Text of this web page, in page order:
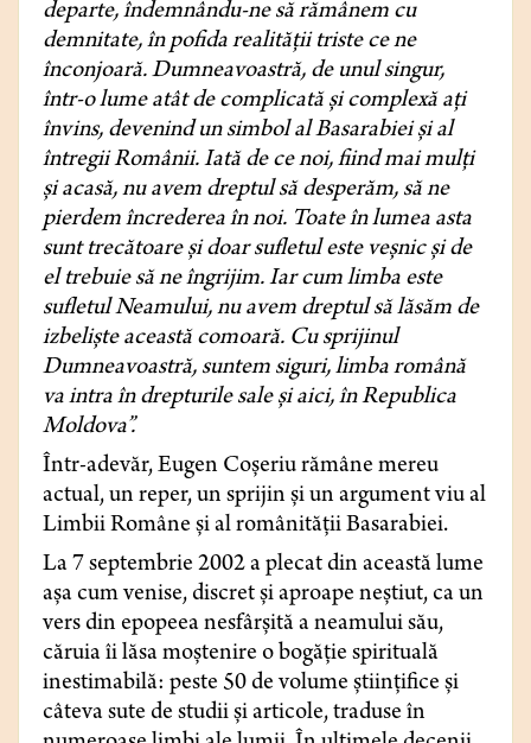
departe, îndemnându-ne să rămânem cu
demnitate, în pofida realității triste ce ne
înconjoară. Dumneavoastră, de unul singur,
într-o lume atât de complicată și complexă ați
învins, devenind un simbol al Basarabiei și al
întregii Românii. Iată de ce noi, fiind mai mulți
și acasă, nu avem dreptul să desperăm, să ne
pierdem încrederea în noi. Toate în lumea asta
sunt trecătoare și doar sufletul este veșnic și de
el trebuie să ne îngrijim. Iar cum limba este
sufletul Neamului, nu avem dreptul să lăsăm de
izbeliște această comoară. Cu sprijinul
Dumneavoastră, suntem siguri, limba română
va intra în drepturile sale și aici, în Republica
Moldova”.
Într-adevăr, Eugen Coșeriu rămâne mereu
actual, un reper, un sprijin și un argument viu al
Limbii Române și al românității Basarabiei.
La 7 septembrie 2002 a plecat din această lume
aşa cum venise, discret şi aproape neştiut, ca un
vers din epopeea nesfârşită a neamului său,
căruia îi lăsa moştenire o bogăţie spirituală
inestimabilă: peste 50 de volume ştiinţifice şi
câteva sute de studii şi articole, traduse în